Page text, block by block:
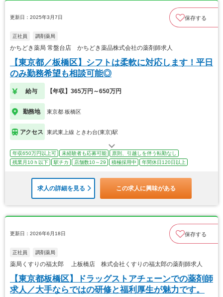
更新日：2025年3月7日 保存する
正社員 調剤薬局
かちどき薬局 常盤台店 かちどき薬品株式会社の薬剤師求人
【東京都／板橋区】シフトは柔軟に対応します！平日
のみ勤務希望も相談可能◎
給与 【年収】365万円～650万円
勤務地 東京都 板橋区
アクセス 東武東上線 ときわ台(東京)駅
年収650万円以上可 未経験者も応募可能
原則、引越しを伴う転勤なし
残業月10ｈ以下
駅チカ 店舗数10～29 積極採用中 年間休日120日以上
求人の詳細を見る この求人に興味がある
更新日：2026年6月18日 保存する
正社員 調剤薬局
薬局くすりの福太郎 上板橋店 株式会社くすりの福太郎の薬剤師求人
【東京都板橋区】ドラッグストアチェーンでの薬剤師
求人／大手ならではの研修と福利厚生が魅力です。